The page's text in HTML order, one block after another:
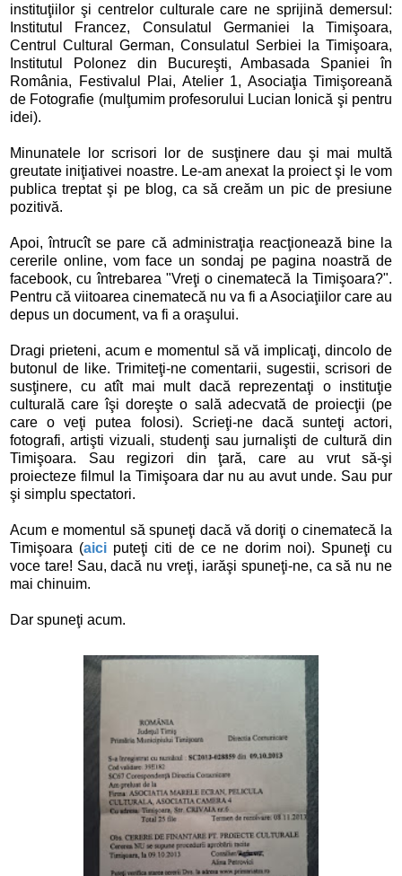
instituţiilor şi centrelor culturale care ne sprijină demersul:
Institutul Francez, Consulatul Germaniei la Timişoara,
Centrul Cultural German, Consulatul Serbiei la Timişoara,
Institutul Polonez din Bucureşti, Ambasada Spaniei în
România, Festivalul Plai, Atelier 1, Asociaţia Timişoreană
de Fotografie (mulţumim profesorului Lucian Ionică şi pentru
idei).
Minunatele lor scrisori lor de susţinere dau şi mai multă
greutate iniţiativei noastre. Le-am anexat la proiect şi le vom
publica treptat şi pe blog, ca să creăm un pic de presiune
pozitivă.
Apoi, întrucît se pare că administraţia reacţionează bine la
cererile online, vom face un sondaj pe pagina noastră de
facebook, cu întrebarea "Vreţi o cinematecă la Timişoara?".
Pentru că viitoarea cinematecă nu va fi a Asociaţiilor care au
depus un document, va fi a oraşului.
Dragi prieteni, acum e momentul să vă implicaţi, dincolo de
butonul de like. Trimiteţi-ne comentarii, sugestii, scrisori de
susţinere, cu atît mai mult dacă reprezentaţi o instituţie
culturală care îşi doreşte o sală adecvată de proiecţii (pe
care o veţi putea folosi). Scrieţi-ne dacă sunteţi actori,
fotografi, artişti vizuali, studenţi sau jurnalişti de cultură din
Timişoara. Sau regizori din ţară, care au vrut să-şi
proiecteze filmul la Timişoara dar nu au avut unde. Sau pur
şi simplu spectatori.
Acum e momentul să spuneţi dacă vă doriţi o cinematecă la
Timişoara (aici puteţi citi de ce ne dorim noi). Spuneţi cu
voce tare! Sau, dacă nu vreţi, iarăşi spuneţi-ne, ca să nu ne
mai chinuim.
Dar spuneţi acum.